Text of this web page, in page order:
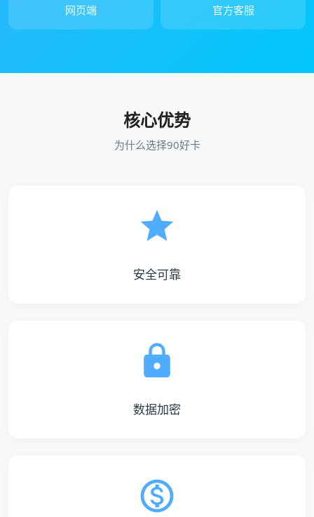
网页端 官方客服
核心优势
为什么选择90好卡
安全可靠
数据加密